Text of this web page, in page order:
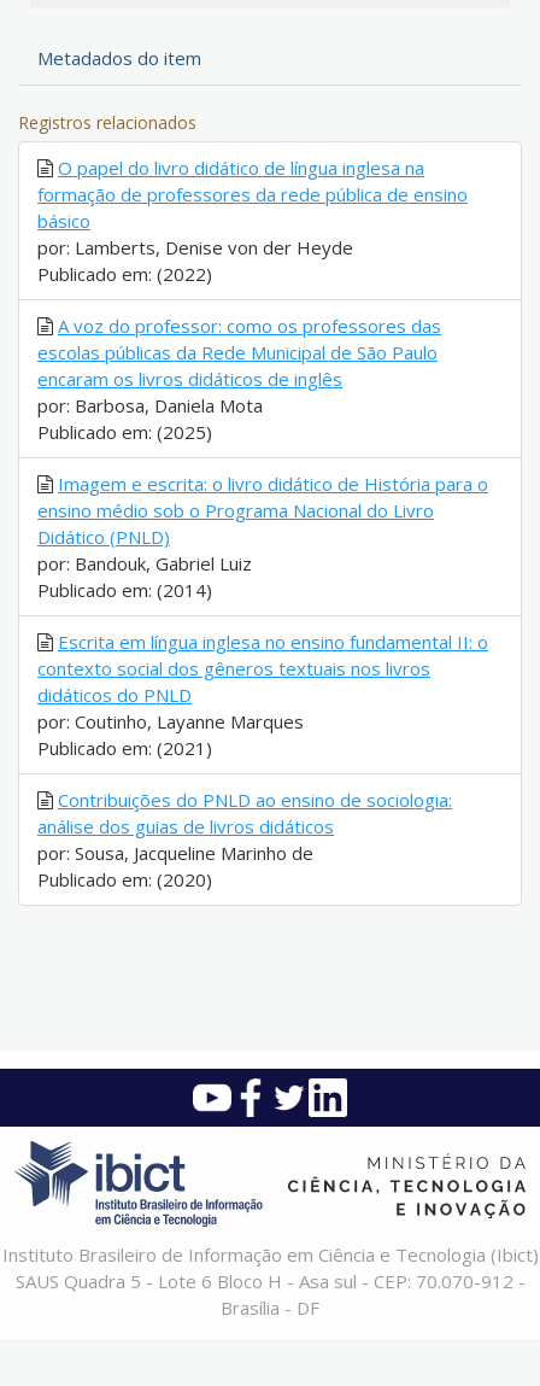
Metadados do item
Registros relacionados
O papel do livro didático de língua inglesa na
formação de professores da rede pública de ensino
básico
por: Lamberts, Denise von der Heyde
Publicado em: (2022)
A voz do professor: como os professores das
escolas públicas da Rede Municipal de São Paulo
encaram os livros didáticos de inglês
por: Barbosa, Daniela Mota
Publicado em: (2025)
Imagem e escrita: o livro didático de História para o
ensino médio sob o Programa Nacional do Livro
Didático (PNLD)
por: Bandouk, Gabriel Luiz
Publicado em: (2014)
Escrita em língua inglesa no ensino fundamental II: o
contexto social dos gêneros textuais nos livros
didáticos do PNLD
por: Coutinho, Layanne Marques
Publicado em: (2021)
Contribuições do PNLD ao ensino de sociologia:
análise dos guias de livros didáticos
por: Sousa, Jacqueline Marinho de
Publicado em: (2020)
Instituto Brasileiro de Informação em Ciência e Tecnologia (Ibict)
SAUS Quadra 5 - Lote 6 Bloco H - Asa sul - CEP: 70.070-912 -
Brasília - DF